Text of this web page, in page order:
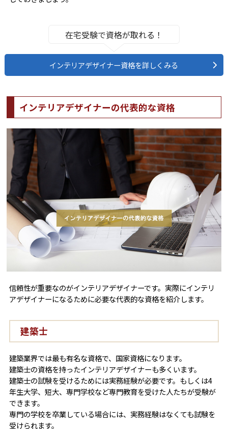
在宅受験で資格が取れる！
インテリアデザイナー資格を詳しくみる
インテリアデザイナーの代表的な資格
信頼性が重要なのがインテリアデザイナーです。実際にインテリ
アデザイナーになるために必要な代表的な資格を紹介します。
建築士
建築業界では最も有名な資格で、国家資格になります。
建築士の資格を持ったインテリアデザイナーも多くいます。
建築士の試験を受けるためには実務経験が必要です。もしくは4
年生大学、短大、専門学校など専門教育を受けた人たちが受験が
できます。
専門の学校を卒業している場合には、実務経験はなくても試験を
受けられます。